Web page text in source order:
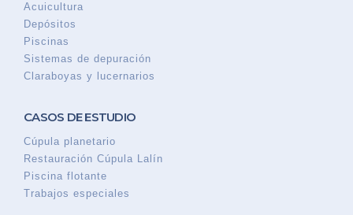
Acuicultura
Depósitos
Piscinas
Sistemas de depuración
Claraboyas y lucernarios
CASOS DE ESTUDIO
Cúpula planetario
Restauración Cúpula Lalín
Piscina flotante
Trabajos especiales